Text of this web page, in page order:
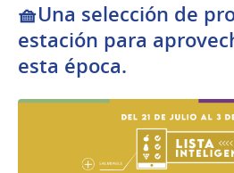
🧺Una selección de
estación para
esta época.